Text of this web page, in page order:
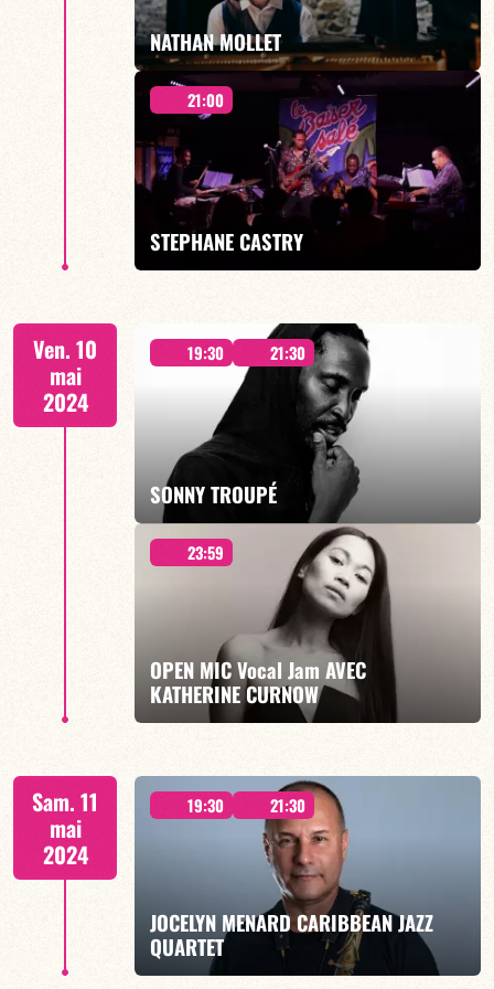
EN SAVOIR PLUS
NATHAN MOLLET
NATHAN MOLLET présente IBEX - 19h00
21:00
STEPHANE CASTRY
EN SAVOIR PLUS
Ven. 10
mai
2024
19:30 21:30
SONNY TROUPÉ
ROMANCE LIVE - 2 SEANCES 19h30 & 21h30
23:59
OPEN MIC Vocal Jam AVEC
KATHERINE CURNOW
EN SAVOIR PLUS
Sam. 11
mai
2024
19:30 21:30
JOCELYN MENARD CARIBBEAN JAZZ
QUARTET